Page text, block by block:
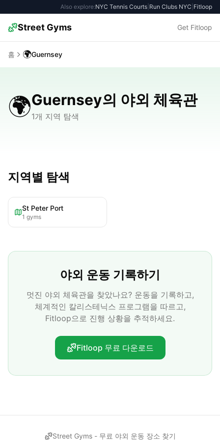
Also explore:NYC Tennis Courts Run Clubs NYC Fitloop
Street Gyms Get Fitloop
홈 🌍Guernsey
🌍Guernsey의 야외 체육관
1개 지역 탐색
지역별 탐색
St Peter Port
1 gyms
야외 운동 기록하기
멋진 야외 체육관을 찾았나요? 운동을 기록하고,
체계적인 칼리스테닉스 프로그램을 따르고,
Fitloop으로 진행 상황을 추적하세요.
Fitloop 무료 다운로드
Street Gyms - 무료 야외 운동 장소 찾기